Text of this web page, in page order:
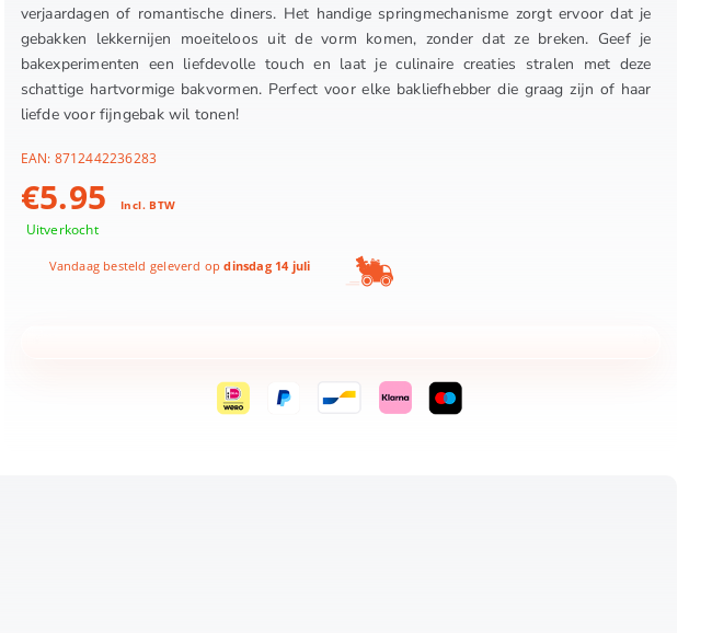
verjaardagen of romantische diners. Het handige springmechanisme zorgt ervoor dat je
gebakken lekkernijen moeiteloos uit de vorm komen, zonder dat ze breken. Geef je
bakexperimenten een liefdevolle touch en laat je culinaire creaties stralen met deze
schattige hartvormige bakvormen. Perfect voor elke bakliefhebber die graag zijn of haar
liefde voor fijngebak wil tonen!
EAN: 8712442236283
€5.95 Incl. BTW
Uitverkocht
Vandaag besteld geleverd op dinsdag 14 juli